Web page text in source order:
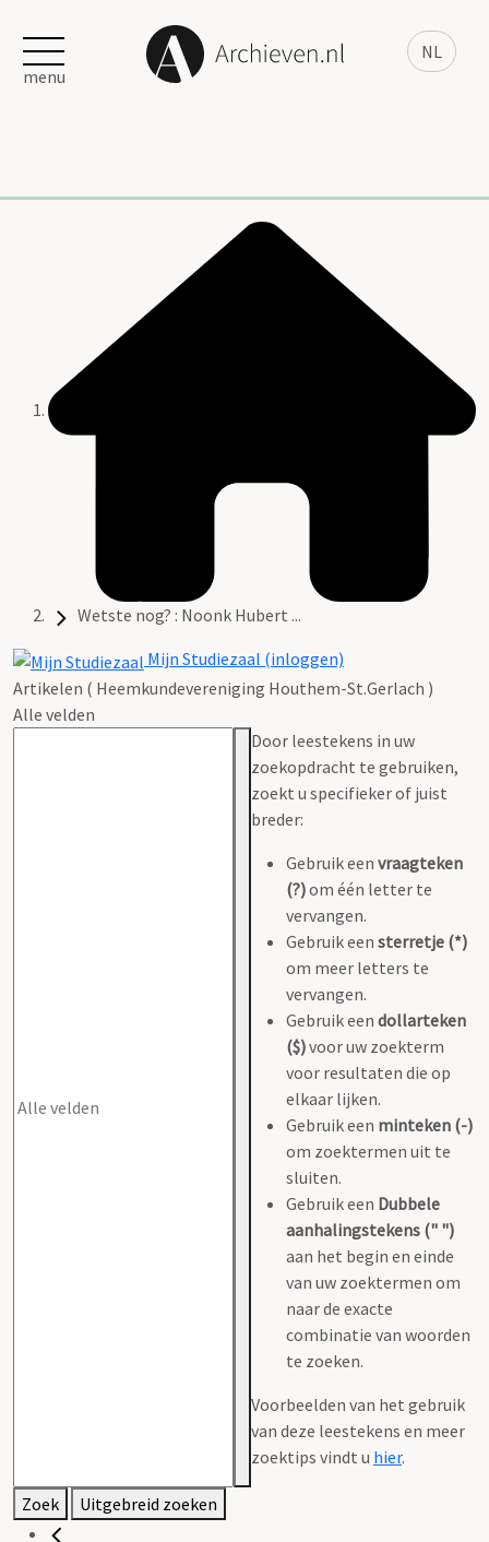
NL
menu
Wetste nog? : Noonk Hubert ...
Mijn Studiezaal (inloggen)
Artikelen ( Heemkundevereniging Houthem-St.Gerlach )
Alle velden
Door leestekens in uw
zoekopdracht te gebruiken,
zoekt u specifieker of juist
breder:
Gebruik een vraagteken
(?)om één letter te
vervangen.
Gebruik een sterretje (*)
om meer letters te
vervangen.
Gebruik een dollarteken
($)voor uw zoekterm
voor resultaten die op
elkaar lijken.
Gebruik een minteken (-)
om zoektermen uit te
sluiten.
Gebruik een Dubbele
aanhalingstekens (" ")
aan het begin en einde
van uw zoektermen om
naar de exacte
combinatie van woorden
te zoeken.
Voorbeelden van het gebruik
van deze leestekens en meer
zoektips vindt u hier.
Zoek Uitgebreid zoeken